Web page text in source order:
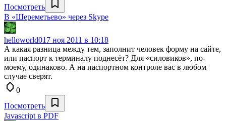
Посмотреть
В «Шереметьево» через Skype
helloworld017 ноя 2011 в 10:18
А какая разница между тем, заполнит человек форму на сайте,
или паспорт к терминалу поднесёт? Для «силовиков», по-
моему, одинаково. А на паспортном контроле вас в любом
случае сверят.
0
Посмотреть
Javascript в PDF